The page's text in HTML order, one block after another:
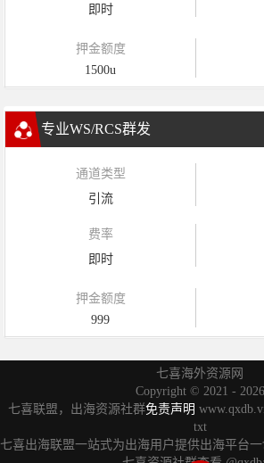
即时
押金额度
1500u
专业WS/RCS群发
通道类型
引流
费率
即时
押金额度
999
七喜海外资源网
Copyright © 2021 - 2026
七喜联盟，出海资源社群免责声明
txt
七喜出海联盟一站式为出海用户提供出海平台